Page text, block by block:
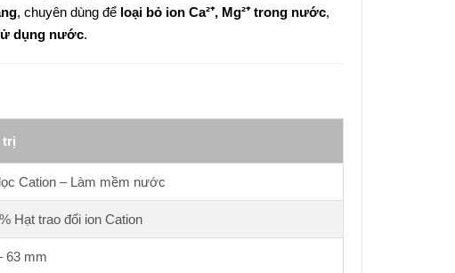
, chuyên dùng để loại bỏ ion Ca²⁺, Mg²⁺ trong nước,
dụng nước.
trị
Cation – Làm mềm nước
Hạt trao đổi ion Cation
63 mm